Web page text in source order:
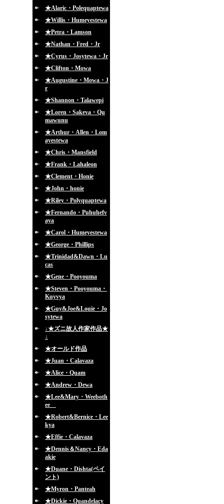
★Alaric・Polequaptewa
★Willis・Humeyestewa
★Petra・Lamson
★Nathan・Fred・Jr
★Cyrus・Josytewa・Jr
★Clifton・Mowa
★Augustine・Mowa・J
r
★Shannon・Talawepi
★Loren・Sakeva・Qu
mawunu
★Arthur・Allen・Lom
ayestewa
★Chris・Mansfield
★Frank・Lahaleon
★Clement・Honie
★John・honie
★Riley・Polyquaptewa
★Fernando・Puhuhefv
aya
★Carol・Humeyestewa
★George・Phillips
★Trinidad&Dawn・Lu
cas
★Gene・Pooyouma
★Steven・Pooyouma・
Kuyvya
★Guy&Joe&Louie・Jo
sytewa
↓★ズニ故人作家作品★
↓
★オールド作品
★Juan・Calavaza
★Alice・Quam
★Andrew・Dewa
★Lee&Mary・Weeboth
ee
★Robert&Bernice・Lee
kya
★Effie・Calavaza
★Dennis＆Nancy・Eda
akie
★Duane・Dishta(ペイ
ント)
★Myron・Panteah
★Dickie・Quandelacy